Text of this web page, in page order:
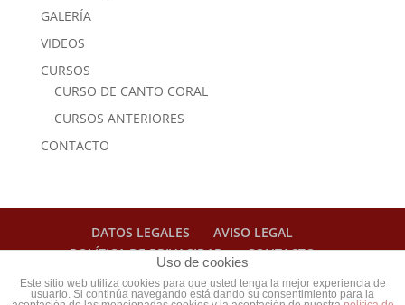
GALERÍA
VIDEOS
CURSOS
CURSO DE CANTO CORAL
CURSOS ANTERIORES
CONTACTO
DATOS LEGALES
AVISO LEGAL
POLÍTICA DE PRIVACIDAD
CONTACTO
Web diseñada porCristina Ferrís - Diseño web
Uso de cookies
Este sitio web utiliza cookies para que usted tenga la mejor experiencia de
usuario. Si continúa navegando está dando su consentimiento para la